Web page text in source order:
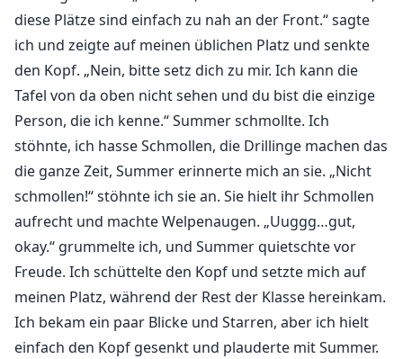
diese Plätze sind einfach zu nah an der Front.“ sagte
ich und zeigte auf meinen üblichen Platz und senkte
den Kopf. „Nein, bitte setz dich zu mir. Ich kann die
Tafel von da oben nicht sehen und du bist die einzige
Person, die ich kenne.“ Summer schmollte. Ich
stöhnte, ich hasse Schmollen, die Drillinge machen das
die ganze Zeit, Summer erinnerte mich an sie. „Nicht
schmollen!“ stöhnte ich sie an. Sie hielt ihr Schmollen
aufrecht und machte Welpenaugen. „Uuggg…gut,
okay.“ grummelte ich, und Summer quietschte vor
Freude. Ich schüttelte den Kopf und setzte mich auf
meinen Platz, während der Rest der Klasse hereinkam.
Ich bekam ein paar Blicke und Starren, aber ich hielt
einfach den Kopf gesenkt und plauderte mit Summer.